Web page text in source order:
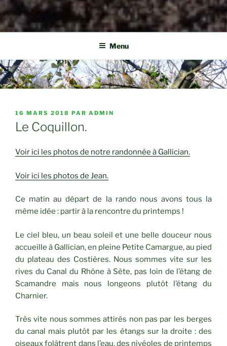
Menu
PUBLIÉ
LE
16 MARS 2018 PAR ADMIN
Le Coquillon.
Voir ici les photos de notre randonnée à Gallician.
Voir ici les photos de Jean.
Ce matin au départ de la rando nous avons tous la
même idée : partir à la rencontre du printemps !
Le ciel bleu, un beau soleil et une belle douceur nous
accueille à Gallician, en pleine Petite Camargue, au pied
du plateau des Costières. Nous sommes vite sur les
rives du Canal du Rhône à Sète, pas loin de l’étang de
Scamandre mais nous longeons plutôt l’étang du
Charnier.
Très vite nous sommes attirés non pas par les berges
du canal mais plutôt par les étangs sur la droite : des
oiseaux folâtrent dans l’eau, des nivéoles de printemps